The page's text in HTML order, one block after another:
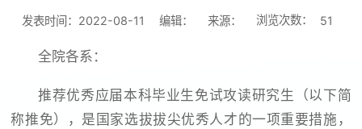
发表时间：2022-08-11 编辑： 来源： 浏览次数： 51
全院各系：
推荐优秀应届本科毕业生免试攻读研究生（以下简
称推免），是国家选拔拔尖优秀人才的一项重要措施，